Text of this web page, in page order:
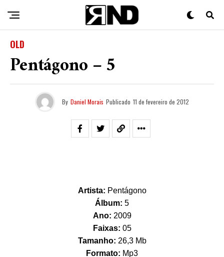
OLD
Pentágono – 5
By Daniel Morais Publicado 11 de fevereiro de 2012
Artista: Pentágono
Álbum: 5
Ano: 2009
Faixas: 05
Tamanho: 26,3 Mb
Formato: Mp3